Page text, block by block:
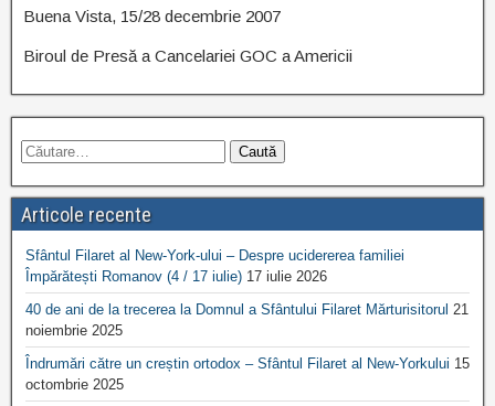
Buena Vista, 15/28 decembrie 2007
Biroul de Presă a Cancelariei GOC a Americii
Articole recente
Sfântul Filaret al New-York-ului – Despre ucidererea familiei
Împărătești Romanov (4 / 17 iulie) 17 iulie 2026
40 de ani de la trecerea la Domnul a Sfântului Filaret Mărturisitorul 21
noiembrie 2025
Îndrumări către un creștin ortodox – Sfântul Filaret al New-Yorkului 15
octombrie 2025